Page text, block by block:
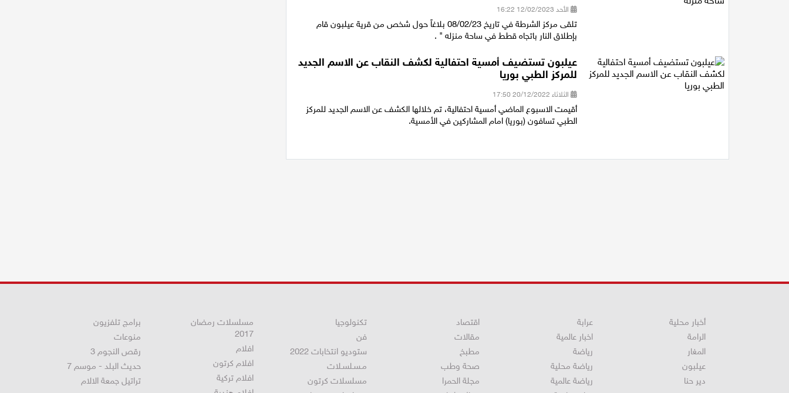
الأحد 12/02/2023 16:22
تلقى مركز الشرطة في تاريخ 08/02/23 بلاغاً حول شخص من قرية عيلبون قام
بإطلاق النار باتجاه قطط في ساحة منزله " .
عيلبون تستضيف أمسية احتفالية لكشف النقاب عن الاسم الجديد
للمركز الطبي بوريا
الثلاثاء 20/12/2022 17:50
أقيمت الاسبوع الماضي أمسية احتفالية، تم خلالها الكشف عن الاسم الجديد للمركز
الطبي تسافون (بوريا) امام المشاركين في الأمسية.
أخبار محلية
الرامة
المغار
عيلبون
دير حنا
عرابة
اخبار عالمية
رياضة
رياضة محلية
رياضة عالمية
اقتصاد
مقالات
مطبخ
صحة وطب
مجلة الحمرا
تكنولوجيا
فن
ستوديو انتخابات 2022
مـسـلسـلات
مسلسلات كرتون
مسلسلات رمضان
2017
افلام
افلام كرتون
افلام تركية
برامج تلفزيون
منوعات
رقص النجوم 3
حديث البلد - موسم 7
تراتيل جمعة الالام